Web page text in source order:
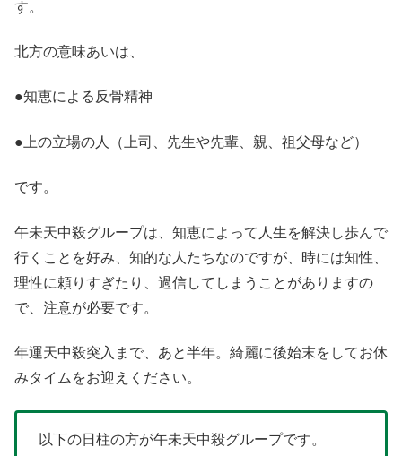
す。
北方の意味あいは、
●知恵による反骨精神
●上の立場の人（上司、先生や先輩、親、祖父母など）
です。
午未天中殺グループは、知恵によって人生を解決し歩んで
行くことを好み、知的な人たちなのですが、時には知性、
理性に頼りすぎたり、過信してしまうことがありますの
で、注意が必要です。
年運天中殺突入まで、あと半年。綺麗に後始末をしてお休
みタイムをお迎えください。
以下の日柱の方が午未天中殺グループです。